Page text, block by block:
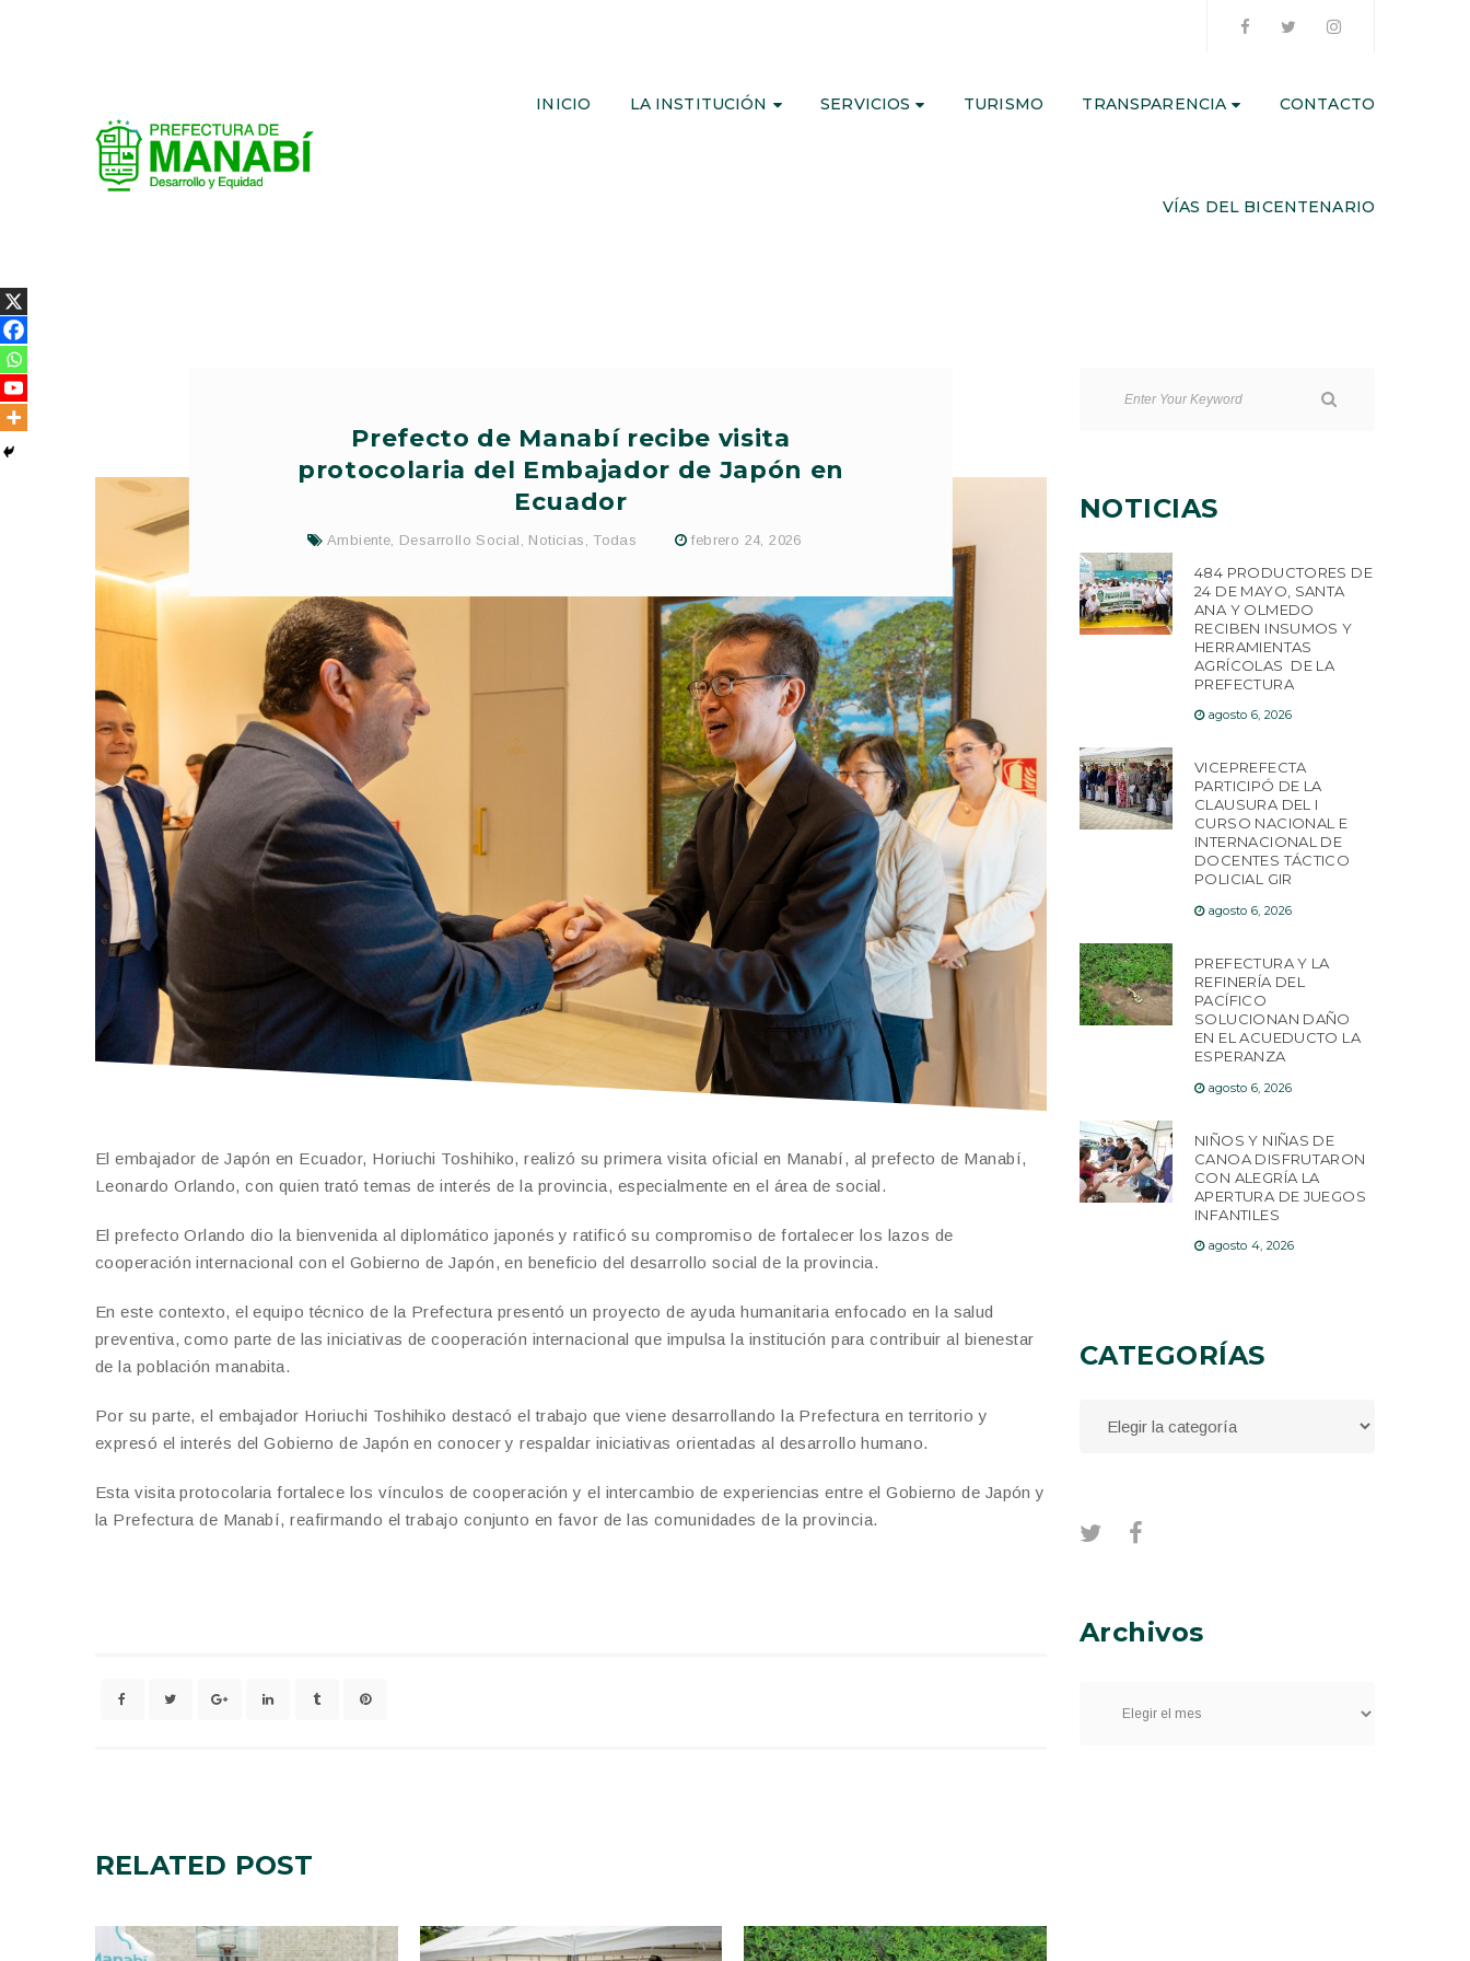
INICIO LA INSTITUCIÓN SERVICIOS TURISMO TRANSPARENCIA CONTACTO
VÍAS DEL BICENTENARIO
Prefecto de Manabí recibe visita
protocolaria del Embajador de Japón en
Ecuador
Ambiente, Desarrollo Social , Noticias , Todas febrero 24, 2026
El embajador de Japón en Ecuador, Horiuchi Toshihiko, realizó su primera visita oficial en Manabí, al prefecto de Manabí,
Leonardo Orlando, con quien trató temas de interés de la provincia, especialmente en el área de social.
El prefecto Orlando dio la bienvenida al diplomático japonés y ratificó su compromiso de fortalecer los lazos de
cooperación internacional con el Gobierno de Japón, en beneficio del desarrollo social de la provincia.
En este contexto, el equipo técnico de la Prefectura presentó un proyecto de ayuda humanitaria enfocado en la salud
preventiva, como parte de las iniciativas de cooperación internacional que impulsa la institución para contribuir al bienestar
de la población manabita.
Por su parte, el embajador Horiuchi Toshihiko destacó el trabajo que viene desarrollando la Prefectura en territorio y
expresó el interés del Gobierno de Japón en conocer y respaldar iniciativas orientadas al desarrollo humano.
Esta visita protocolaria fortalece los vínculos de cooperación y el intercambio de experiencias entre el Gobierno de Japón y
la Prefectura de Manabí, reafirmando el trabajo conjunto en favor de las comunidades de la provincia.
RELATED POST
NOTICIAS
484 PRODUCTORES DE
24 DE MAYO, SANTA
ANA Y OLMEDO
RECIBEN INSUMOS Y
HERRAMIENTAS
AGRÍCOLAS DE LA
PREFECTURA
agosto 6, 2026
VICEPREFECTA
PARTICIPÓ DE LA
CLAUSURA DEL I
CURSO NACIONAL E
INTERNACIONAL DE
DOCENTES TÁCTICO
POLICIAL GIR
agosto 6, 2026
PREFECTURA Y LA
REFINERÍA DEL
PACÍFICO
SOLUCIONAN DAÑO
EN EL ACUEDUCTO LA
ESPERANZA
agosto 6, 2026
NIÑOS Y NIÑAS DE
CANOA DISFRUTARON
CON ALEGRÍA LA
APERTURA DE JUEGOS
INFANTILES
agosto 4, 2026
CATEGORÍAS
Archivos